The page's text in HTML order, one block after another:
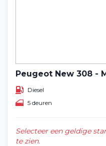
Peugeot New 308 -
Diesel
5 deuren
Selecteer een geldige
te zien.